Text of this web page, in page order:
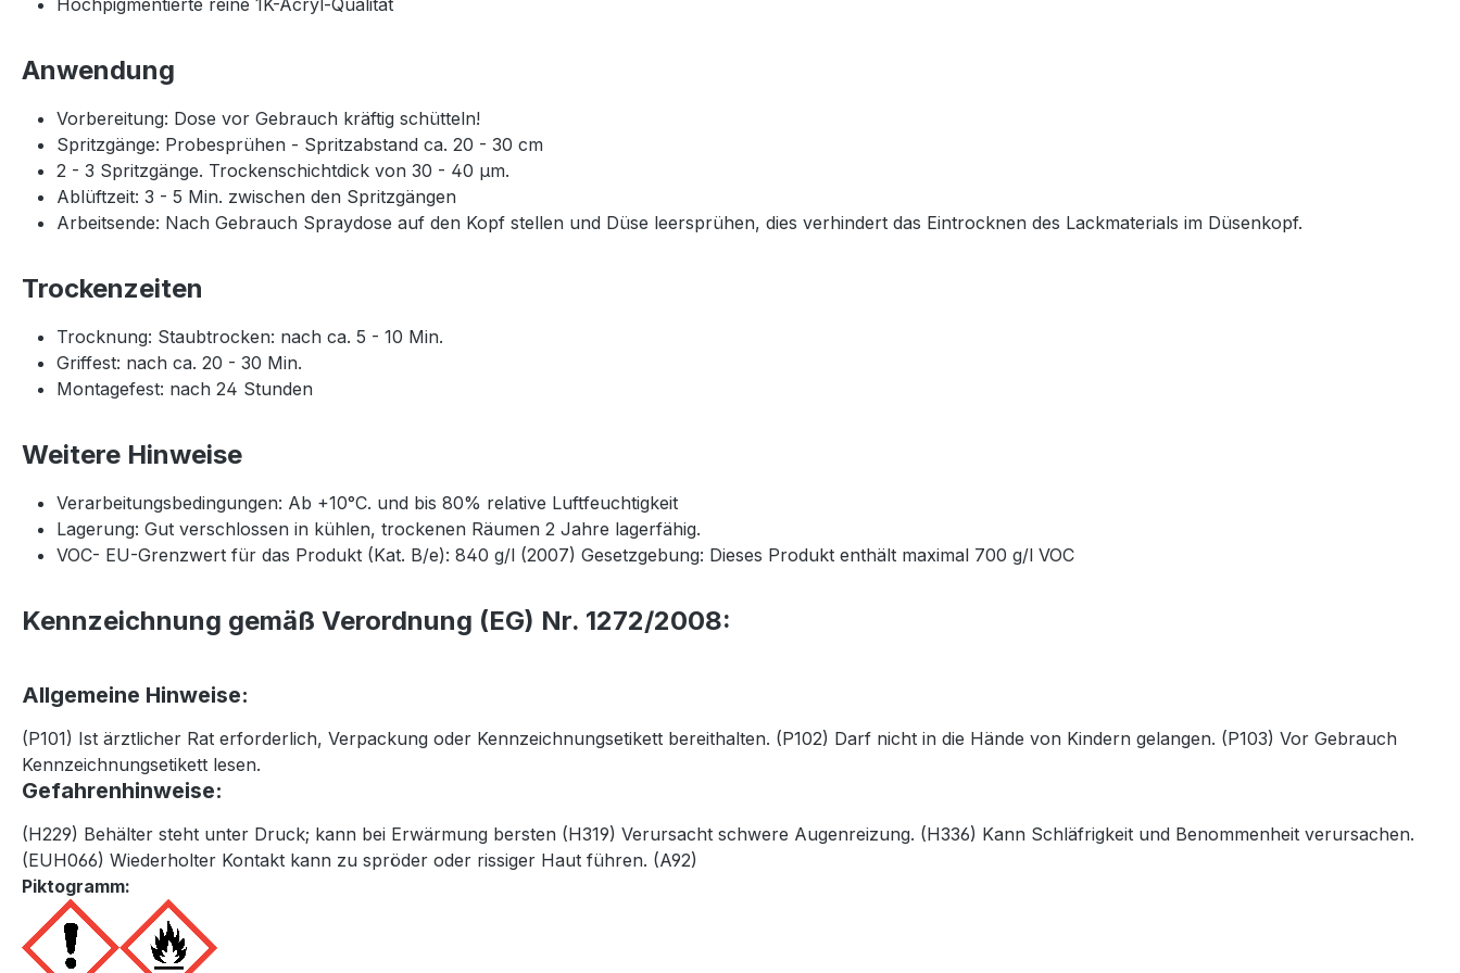
Hochpigmentierte reine 1K-Acryl-Qualität
Anwendung
Vorbereitung: Dose vor Gebrauch kräftig schütteln!
Spritzgänge: Probesprühen - Spritzabstand ca. 20 - 30 cm
2 - 3 Spritzgänge. Trockenschichtdick von 30 - 40 µm.
Ablüftzeit: 3 - 5 Min. zwischen den Spritzgängen
Arbeitsende: Nach Gebrauch Spraydose auf den Kopf stellen und Düse leersprühen, dies verhindert das Eintrocknen des Lackmaterials im Düsenkopf.
Trockenzeiten
Trocknung: Staubtrocken: nach ca. 5 - 10 Min.
Griffest: nach ca. 20 - 30 Min.
Montagefest: nach 24 Stunden
Weitere Hinweise
Verarbeitungsbedingungen: Ab +10°C. und bis 80% relative Luftfeuchtigkeit
Lagerung: Gut verschlossen in kühlen, trockenen Räumen 2 Jahre lagerfähig.
VOC- EU-Grenzwert für das Produkt (Kat. B/e): 840 g/l (2007) Gesetzgebung: Dieses Produkt enthält maximal 700 g/l VOC
Kennzeichnung gemäß Verordnung (EG) Nr. 1272/2008:
Allgemeine Hinweise:
(P101) Ist ärztlicher Rat erforderlich, Verpackung oder Kennzeichnungsetikett bereithalten. (P102) Darf nicht in die Hände von Kindern gelangen. (P103) Vor Gebrauch
Kennzeichnungsetikett lesen.
Gefahrenhinweise:
(H229) Behälter steht unter Druck; kann bei Erwärmung bersten (H319) Verursacht schwere Augenreizung. (H336) Kann Schläfrigkeit und Benommenheit verursachen.
(EUH066) Wiederholter Kontakt kann zu spröder oder rissiger Haut führen. (A92)
Piktogramm: